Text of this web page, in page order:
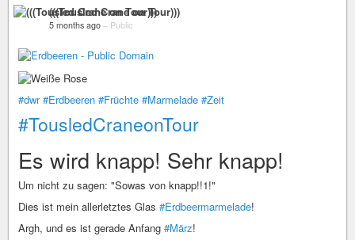
(((Tousled Crane on Tour)))
5 months ago – Public
#dwr #Erdbeeren #Früchte #Marmelade #Zeit
#TousledCraneonTour
Es wird knapp! Sehr knapp!
Um nicht zu sagen: "Sowas von knapp!!1!"
Dies ist mein allerletztes Glas #Erdbeermarmelade!
Argh, und es ist gerade Anfang #März!